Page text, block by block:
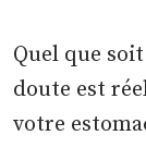
Quel que
doute est
votre